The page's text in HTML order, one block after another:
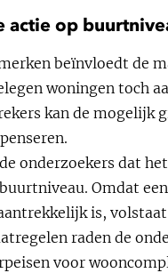
op
beïnvloedt de
woningen toch
kan de
onderzoekers dat
Omdat
is,
raden de
voor